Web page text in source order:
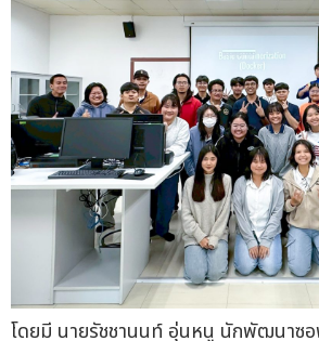
โดยมี นายรัชชานนท์ อุ่นหนู นักพัฒนาซอ